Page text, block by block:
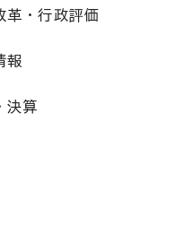
革・行政評価
報
決算